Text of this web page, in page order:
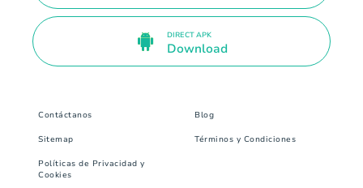
DIRECT APK
Download
Contáctanos Blog
Sitemap Términos y Condiciones
Políticas de Privacidad y
Cookies